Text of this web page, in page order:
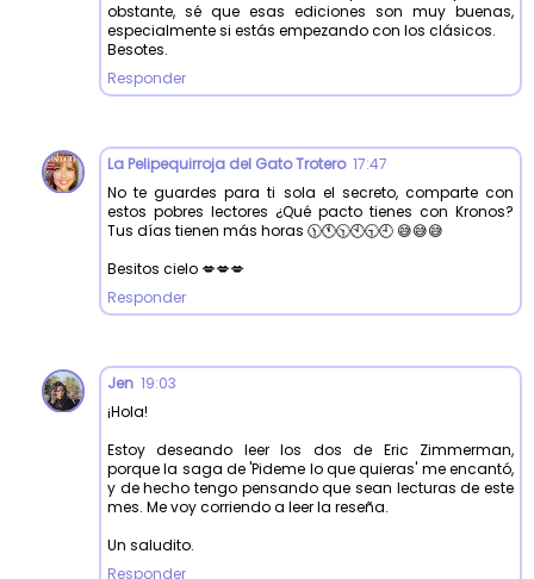
obstante, sé que esas ediciones son muy buenas,
especialmente si estás empezando con los clásicos.
Besotes.
Responder
La Pelipequirroja del Gato Trotero 17:47
No te guardes para ti sola el secreto, comparte con
estos pobres lectores ¿Qué pacto tienes con Kronos?
Tus días tienen más horas 🕦🕚🕥🕙🕤🕘 😅😅😅
Besitos cielo 💋💋💋
Responder
Jen 19:03
¡Hola!
Estoy deseando leer los dos de Eric Zimmerman,
porque la saga de 'Pideme lo que quieras' me encantó,
y de hecho tengo pensando que sean lecturas de este
mes. Me voy corriendo a leer la reseña.
Un saludito.
Responder